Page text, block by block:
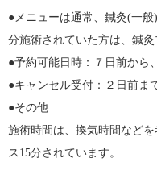
●メニューは通常、鍼灸(一
分施術されていた方は、鍼灸
●予約可能日時：７日前から
●キャンセル受付：２日前ま
●その他
施術時間は、換気時間など
ス15分されています。